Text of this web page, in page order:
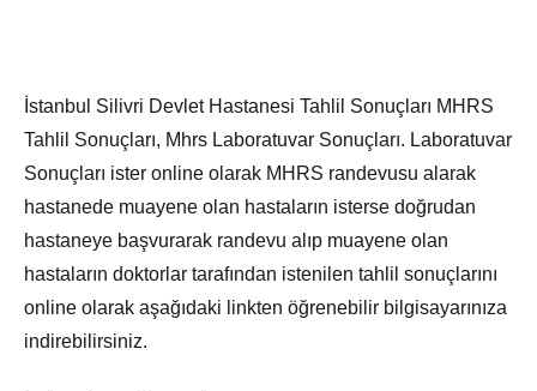
İstanbul Silivri Devlet Hastanesi Tahlil Sonuçları MHRS
Tahlil Sonuçları, Mhrs Laboratuvar Sonuçları. Laboratuvar
Sonuçları ister online olarak MHRS randevusu alarak
hastanede muayene olan hastaların isterse doğrudan
hastaneye başvurarak randevu alıp muayene olan
hastaların doktorlar tarafından istenilen tahlil sonuçlarını
online olarak aşağıdaki linkten öğrenebilir bilgisayarınıza
indirebilirsiniz.